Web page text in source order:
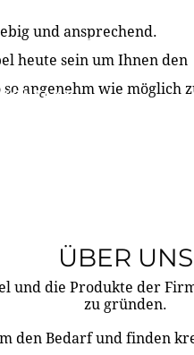
UNS PARTNER &
KONTAKT
und ansprechend.
heute sein um Ihnen den
angenehm wie möglich
ÜBER UNS
und die Produkte der
zu gründen.
den Bedarf und finden